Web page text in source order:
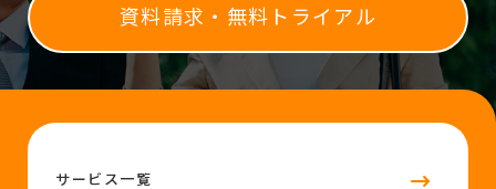
資料請求・無料トライアル
サービス一覧